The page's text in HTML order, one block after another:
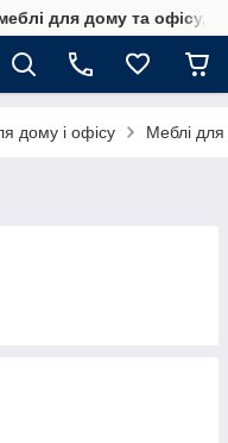
для дому та офісу,
дому і офісу Меблі